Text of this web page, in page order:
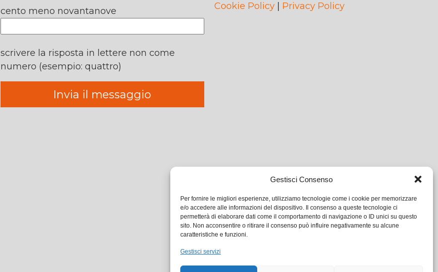
Gestisci Consenso
Per fornire le migliori esperienze, utilizziamo tecnologie come i cookie per memorizzare
e/o accedere alle informazioni del dispositivo. Il consenso a queste tecnologie ci
permetterà di elaborare dati come il comportamento di navigazione o ID unici su questo
sito. Non acconsentire o ritirare il consenso può influire negativamente su alcune
caratteristiche e funzioni.
Gestisci servizi
cento meno novantanove
scrivere la risposta in lettere non come
numero (esempio: quattro)
Cookie Policy| Privacy Policy